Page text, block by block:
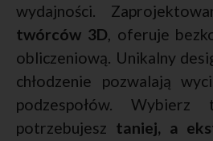
wydajności.
twórców 3D, oferuje
obliczeniową. Unikalny
chłodzenie pozwalają
podzespołów.
potrzebujesz taniej, a